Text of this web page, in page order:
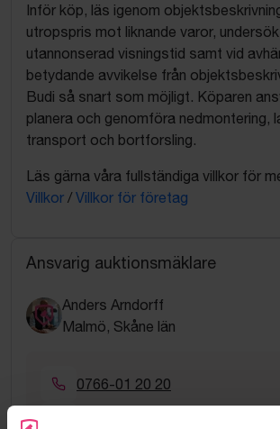
Inför köp, läs igenom
utropspris mot liknande varor,
utannonserad visningstid samt vid
betydande avvikelse från
Budi så snart som möjligt. Köparen
planera och genomföra nedmontering,
transport och bortforsling.
Läs gärna våra fullständiga villkor för
Villkor / Villkor för företag
Ansvarig auktionsmäklare
Anders Arndorff
Malmö, Skåne län
0766-01 20 20